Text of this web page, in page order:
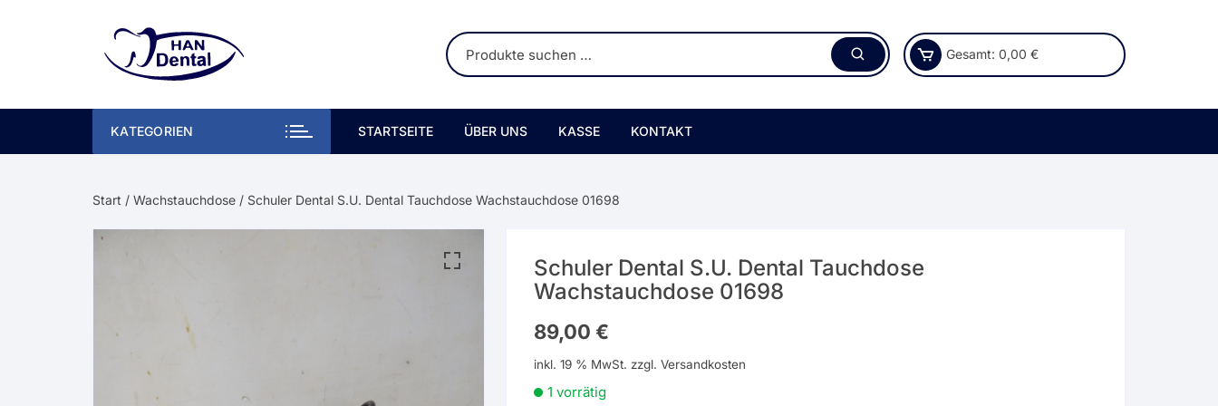
Gesamt: 0,00 €
KATEGORIEN STARTSEITE ÜBER UNS KASSE KONTAKT
Start / Wachstauchdose / Schuler Dental S.U. Dental Tauchdose Wachstauchdose 01698
Schuler Dental S.U. Dental Tauchdose
Wachstauchdose 01698
89,00 €
inkl. 19 % MwSt. zzgl. Versandkosten
1 vorrätig